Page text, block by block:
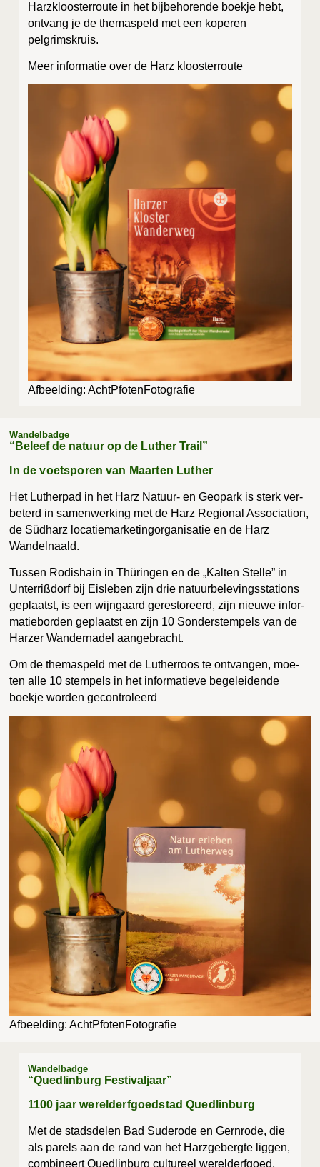
Harz­kloos­ter­rou­te in het bij­be­ho­ren­de boek­je hebt,
ont­vang je de the­mas­peld met een kope­ren
pelgrimskruis.
Meer infor­ma­tie over de Harz kloosterroute
Afbeel­ding: AchtPfotenFotografie
Wandelbadge
“Beleef de natuur op de Luther Trail”
In de voetsporen van Maarten Luther
Het Luther­pad in het Harz Natuur- en Geo­park is sterk ver­
be­terd in samen­wer­king met de Harz Regi­o­nal Asso­ci­a­ti­on,
de Süd­harz loca­tie­mar­ke­ting­or­ga­ni­sa­tie en de Harz
Wandelnaald.
Tus­sen Rodis­hain in Thü­rin­gen en de „Kal­ten Stel­le” in
Unter­riß­dorf bij Eis­le­ben zijn drie natuur­be­le­vings­sta­ti­ons
geplaatst, is een wijn­gaard geres­to­reerd, zijn nieu­we infor­
ma­tie­bor­den geplaatst en zijn 10 Son­der­stem­pels van de
Har­zer Wan­der­na­del aangebracht.
Om de the­mas­peld met de Luther­roos te ont­van­gen, moe­
ten alle 10 stem­pels in het infor­ma­tie­ve bege­lei­den­de
boek­je wor­den gecontroleerd
Afbeel­ding: AchtPfotenFotografie
Wandelbadge
“Quedlinburg Festivaljaar”
1100 jaar werelderfgoedstad Quedlinburg
Met de stads­de­len Bad Sudero­de en Gern­ro­de, die
als parels aan de rand van het Harz­ge­berg­te lig­gen,
com­bi­neert Qued­lin­burg cul­tu­reel werel­derf­goed,